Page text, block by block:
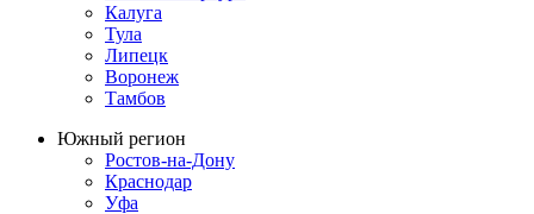
Калуга
Тула
Липецк
Воронеж
Тамбов
Южный регион
Ростов-на-Дону
Краснодар
Уфа